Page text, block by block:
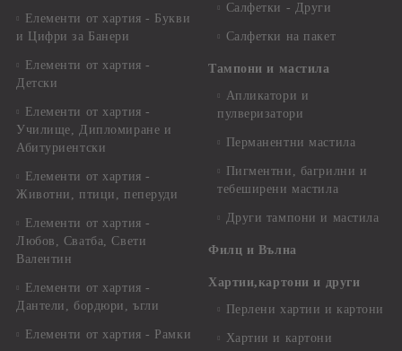
Елементи от хартия - Букви
и Цифри за Банери
Елементи от хартия -
Детски
Елементи от хартия -
Училище, Дипломиране и
Абитуриентски
Елементи от хартия -
Животни, птици, пеперуди
Елементи от хартия -
Любов, Сватба, Свети
Валентин
Елементи от хартия -
Дантели, бордюри, ъгли
Елементи от хартия - Рамки
Салфетки - Други
Салфетки на пакет
Тампони и мастила
Апликатори и
пулверизатори
Перманентни мастила
Пигментни, багрилни и
тебеширени мастила
Други тампони и мастила
Филц и Вълна
Хартии,картони и други
Перлени хартии и картони
Хартии и картони